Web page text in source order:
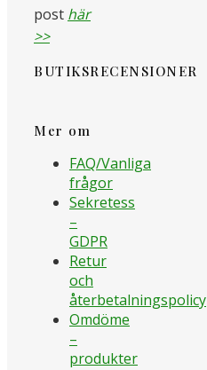
post här
>>
BUTIKSRECENSIONER
Mer om
FAQ/Vanliga
frågor
Sekretess
–
GDPR
Retur
och
återbetalningspolicy
Omdöme
–
produkter